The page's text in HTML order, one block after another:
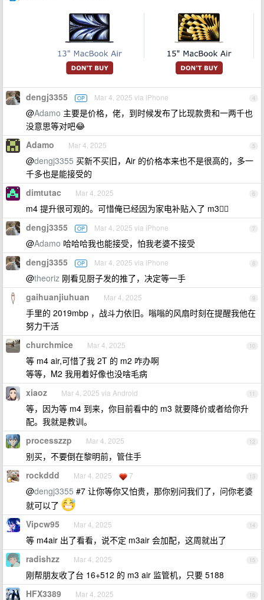
4
dengj3355 OP Mar 4, 2025 via iPhone
@Adamo 主要是价格，佬，到时候发布了比现款贵和一两千也
没意思等对吧😂
5
Adamo Mar 4, 2025
@dengj3355 买新不买旧，Air 的价格本来也不是很高的，多一
千多也是能接受的
6
dimtutac Mar 4, 2025
m4 提升很可观的。可惜俺已经因为家电补贴入了 m3🤷‍♂️
7
dengj3355 OP Mar 4, 2025 via iPhone
@Adamo 哈哈哈我也能接受，怕我老婆不接受
8
dengj3355 OP Mar 4, 2025 via iPhone
@theoriz 刚看见厨子发的推了，决定等一手
9
gaihuanjiuhuan Mar 4, 2025
手里的 2019mbp ，战斗力依旧。嗡嗡的风扇时刻在提醒我他在
努力干活
10
churchmice Mar 4, 2025
等 m4 air,可惜了我 2T 的 m2 咋办啊
等等，M2 我用着好像也没啥毛病
11
xiaoz Mar 4, 2025 via Android
等，因为等 m4 到来，你目前看中的 m3 就要降价或者给你升
配。我就是教训。
12
processzzp Mar 4, 2025
别买，不要倒在黎明前，管住手
13
rockddd Mar 4, 2025 7
@dengj3355 #7 让你等你又怕贵，那你别问我们了，问你老婆
就可以了
14
Vipcw95 Mar 4, 2025
等 m4air 出了看看，说不定 m3air 会加配，这周就出了
15
radishzz Mar 4, 2025
刚帮朋友收了台 16+512 的 m3 air 监管机，只要 5188
16
HFX3389 Mar 4, 2025